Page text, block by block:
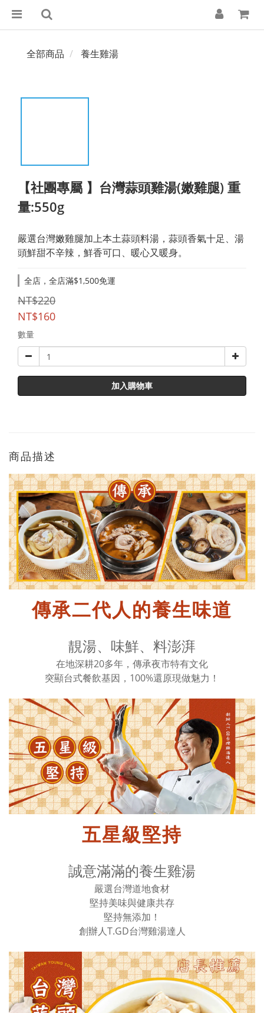
全部商品 養生雞湯
【社團專屬 】台灣蒜頭雞湯(嫩雞腿) 重
量:550g
嚴選台灣嫩雞腿加上本土蒜頭料湯，蒜頭香氣十足、湯
頭鮮甜不辛辣，鮮香可口、暖心又暖身。
全店，全店滿$1,500免運
NT$220
NT$160
數量
加入購物車
商品描述
傳承二代人的養生味道
靚湯、味鮮、料澎湃
在地深耕20多年，傳承夜市特有文化
突顯台式餐飲基因，100%還原現做魅力！
五星級堅持
誠意滿滿的養生雞湯
嚴選台灣道地食材
堅持美味與健康共存
堅持無添加！
創辦人T.GD台灣雞湯達人